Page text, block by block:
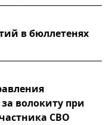
в бюллетенях
волокиту при
СВО